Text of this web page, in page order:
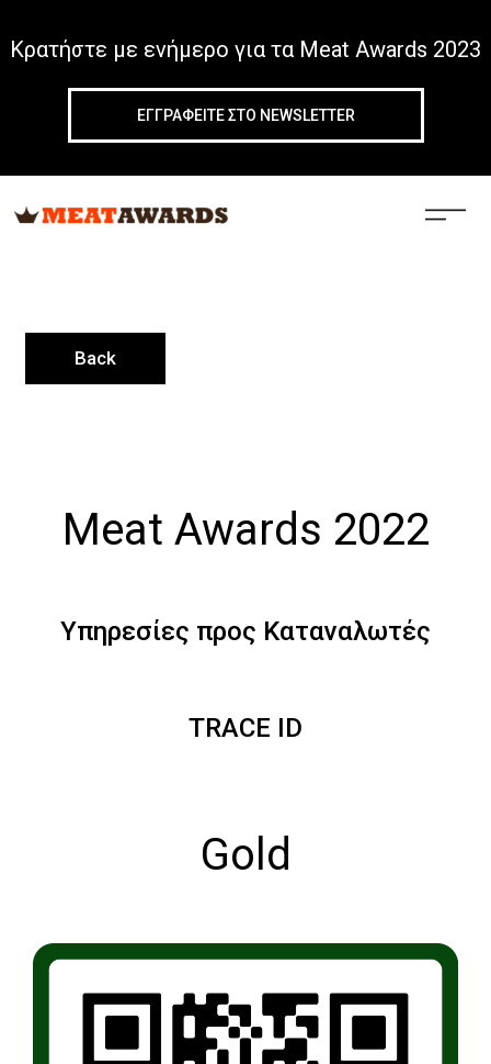
Κρατήστε με ενήμερο για τα Meat Awards 2023
ΕΓΓΡΑΦΕIΤΕ ΣΤΟ NEWSLETTER
Back
Meat Awards 2022
Υπηρεσίες προς Καταναλωτές
TRACE ID
Gold